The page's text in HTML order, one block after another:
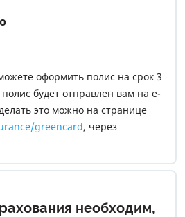
оформить полис на срок 3
будет отправлен вам на e-
это можно на странице
greencard, через
insure_robot
либо позвонив по номеру –
необходим,